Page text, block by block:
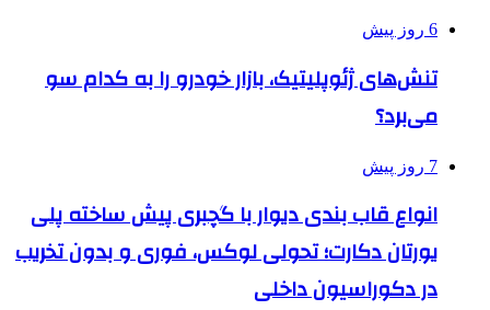
6 روز پیش
تنش‌های ژئوپلیتیک، بازار خودرو را به کدام سو
می‌برد؟
7 روز پیش
انواع قاب بندی دیوار با گچبری پیش ساخته پلی
یورتان دکارت؛ تحولی لوکس، فوری و بدون تخریب
در دکوراسیون داخلی